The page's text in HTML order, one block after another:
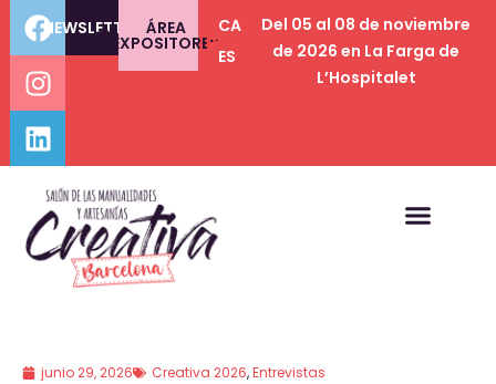
Del 05 al 08 de noviembre
de 2026 en La Farga de
L’Hospitalet
NEWSLETTER ÁREA
EXPOSITORES
CA
ES
junio 29, 2026 Creativa 2026,Entrevistas